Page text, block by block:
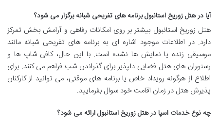
آیا در هتل زوریخ استانبول برنامه های تفریحی شبانه برگزار می شود؟
هتل زوریخ استانبول بیشتر بر روی امکانات رفاهی و آرامش بخش تمرکز
دارد. در اطلاعات موجود اشاره ای به برنامه های تفریحی شبانه مانند
موسیقی زنده یا نمایش ها نشده است. با این حال، کافی شاپ ها و
رستوران های هتل فضایی دلپذیر برای گذراندن شب فراهم می کنند. برای
اطلاع از هرگونه رویداد خاص یا برنامه های موقتی، می توانید از کارکنان
پذیرش هتل در زمان اقامت خود سوال بفرمایید.
چه نوع خدمات اسپا در هتل زوریخ استانبول ارائه می شود؟